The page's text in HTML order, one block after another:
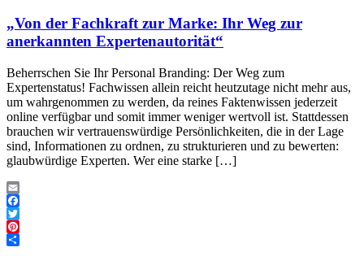
„Von der Fachkraft zur Marke: Ihr Weg zur
anerkannten Expertenautorität“
Beherrschen Sie Ihr Personal Branding: Der Weg zum
Expertenstatus! Fachwissen allein reicht heutzutage nicht mehr aus,
um wahrgenommen zu werden, da reines Faktenwissen jederzeit
online verfügbar und somit immer weniger wertvoll ist. Stattdessen
brauchen wir vertrauenswürdige Persönlichkeiten, die in der Lage
sind, Informationen zu ordnen, zu strukturieren und zu bewerten:
glaubwürdige Experten. Wer eine starke […]
Email
Facebook
Twitter
Pinterest